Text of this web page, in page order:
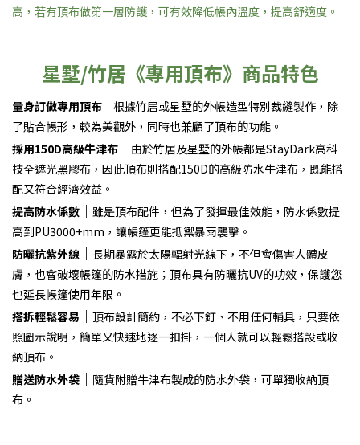
高，若有頂布做第一層防護，可有效降低帳內溫度，提高舒適度。
星墅/竹居《專用頂布》商品特色
量身訂做專用頂布｜ 根據竹居或星墅的外帳造型特別裁縫製作，除
了貼合帳形，較為美觀外，同時也兼顧了頂布的功能。
採用150D高級牛津布 ｜ 由於竹居及星墅的外帳都是StayDark高科
技全遮光黑膠布，因此頂布則搭配150D的高級防水牛津布，既能搭
配又符合經濟效益。
提高防水係數 ｜ 雖是頂布配件，但為了發揮最佳效能，防水係數提
高到PU3000+mm，讓帳篷更能抵禦暴雨襲擊。
防曬抗紫外線 ｜ 長期暴露於太陽輻射光線下，不但會傷害人體皮
膚，也會破壞帳篷的防水措施；頂布具有防曬抗UV的功效，保護您
也延長帳篷使用年限。
搭拆輕鬆容易 ｜ 頂布設計簡約，不必下釘、不用任何輔具，只要依
照圖示說明，簡單又快速地逐一扣掛，一個人就可以輕鬆搭設或收
納頂布。
贈送防水外袋 ｜ 隨貨附贈牛津布製成的防水外袋，可單獨收納頂
布。